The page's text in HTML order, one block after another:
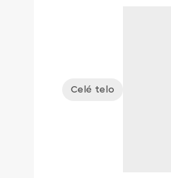
Celé telo